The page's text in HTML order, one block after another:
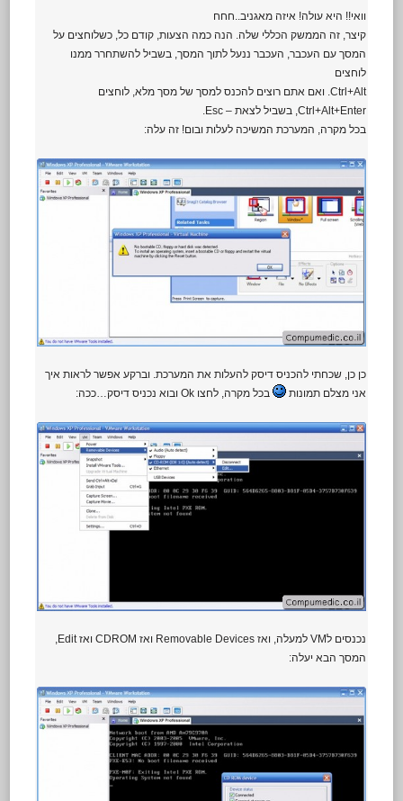
וואי!! היא עולה! איזה מאגניב..חחח
קיצר, זה הממשק הכללי שלה. הנה כמה הצעות, קודם כל, כשלוחצים על
המסך עם העכבר, העכבר ננעל לתוך המסך, בשביל להשתחרר ממנו
לוחצים
Ctrl+Alt. ואם אתם רוצים להכנס למסך של מסך מלא, לוחצים
Ctrl+Alt+Enter, בשביל לצאת – Esc.
בכל מקרה, המערכת המשיכה לעלות ובום! זה עלה:
כן כן, שכחתי להכניס דיסק להעלות את המערכת. וברקע אפשר לראות איך
אני מצלם תמונות
בכל מקרה, לחצו Ok ובוא נכניס דיסק…ככה:
המסך הבא יעלה: